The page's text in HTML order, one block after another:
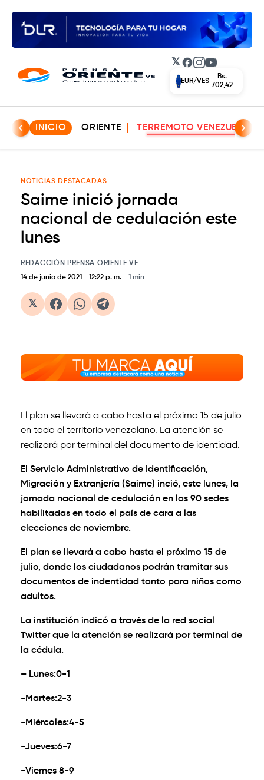
𝕏 Facebook
Instagram
YouTube
EUR/VES
Bs.
702,42
INICIO ORIENTE TERREMOTO VENEZUELA
NOTICIAS DESTACADAS
Saime inició jornada
nacional de cedulación este
lunes
REDACCIÓN PRENSA ORIENTE VE
14 de junio de 2021 - 12:22 p. m. 1 min
𝕏
El plan se llevará a cabo hasta el próximo 15 de julio
en todo el territorio venezolano. La atención se
realizará por terminal del documento de identidad.
El Servicio Administrativo de Identificación,
Migración y Extranjería (Saime) inció, este lunes, la
jornada nacional de cedulación en las 90 sedes
habilitadas en todo el país de cara a las
elecciones de noviembre.
El plan se llevará a cabo hasta el próximo 15 de
julio, donde los ciudadanos podrán tramitar sus
documentos de indentidad tanto para niños como
adultos.
La institución indicó a través de la red social
Twitter que la atención se realizará por terminal de
la cédula.
– Lunes:0-1
-Martes:2-3
-Miércoles:4-5
-Jueves:6-7
-Viernes 8-9